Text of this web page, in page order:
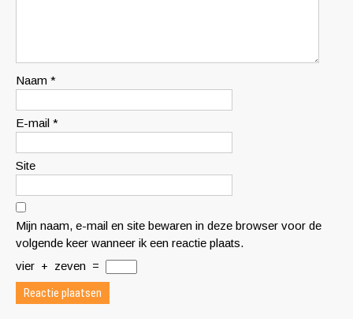
Naam *
E-mail *
Site
Mijn naam, e-mail en site bewaren in deze browser voor de
volgende keer wanneer ik een reactie plaats.
vier + zeven =